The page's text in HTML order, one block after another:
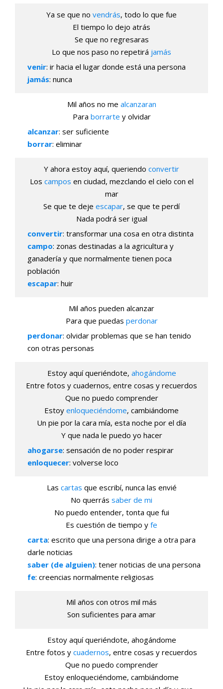
Ya se que no vendrás, todo lo que fue
El tiempo lo dejo atrás
Se que no regresaras
Lo que nos paso no repetirá jamás
venir: ir hacia el lugar donde está una persona
jamás: nunca
Mil años no me alcanzaran
Para borrarte y olvidar
alcanzar: ser suficiente
borrar: eliminar
Y ahora estoy aquí, queriendo convertir
Los campos en ciudad, mezclando el cielo con el
mar
Se que te deje escapar, se que te perdí
Nada podrá ser igual
convertir: transformar una cosa en otra distinta
campo: zonas destinadas a la agricultura y
ganadería y que normalmente tienen poca
población
escapar: huir
Mil años pueden alcanzar
Para que puedas perdonar
perdonar: olvidar problemas que se han tenido
con otras personas
Estoy aquí queriéndote, ahogándome
Entre fotos y cuadernos, entre cosas y recuerdos
Que no puedo comprender
Estoy enloqueciéndome, cambiándome
Un pie por la cara mía, esta noche por el día
Y que nada le puedo yo hacer
ahogarse: sensación de no poder respirar
enloquecer: volverse loco
Las cartas que escribí, nunca las envié
No querrás saber de mi
No puedo entender, tonta que fui
Es cuestión de tiempo y fe
carta: escrito que una persona dirige a otra para
darle noticias
saber (de alguien): tener noticias de una persona
fe: creencias normalmente religiosas
Mil años con otros mil más
Son suficientes para amar
Estoy aquí queriéndote, ahogándome
Entre fotos y cuadernos, entre cosas y recuerdos
Que no puedo comprender
Estoy enloqueciéndome, cambiándome